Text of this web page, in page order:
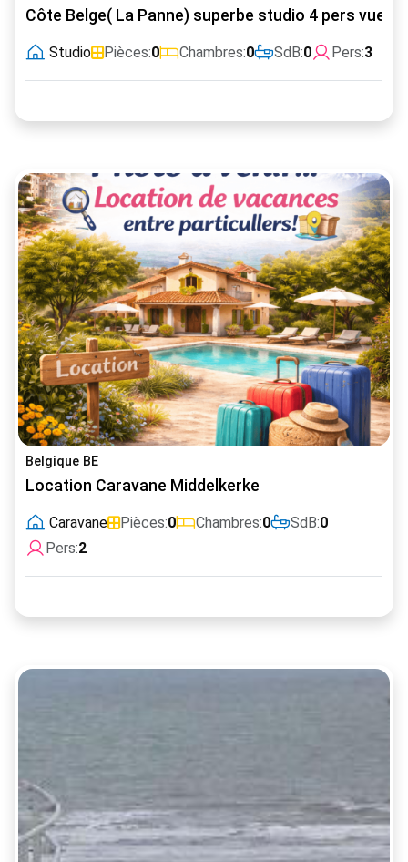
Côte Belge( La Panne) superbe studio 4 pers vue
Studio Pièces:0 Chambres:0 SdB:0 Pers:3
Belgique BE
Location Caravane Middelkerke
Caravane Pièces:0 Chambres:0 SdB:0
Pers:2